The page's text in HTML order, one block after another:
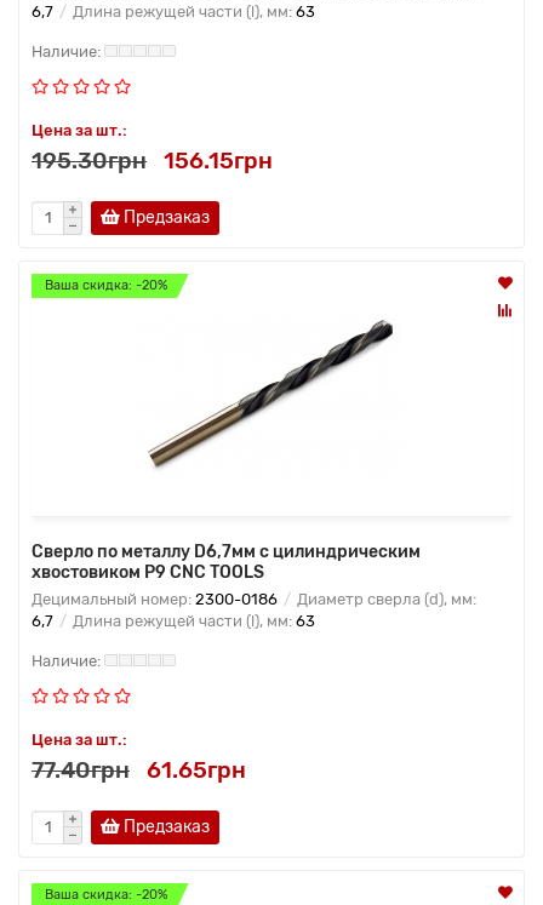
6,7
Длина режущей части (l), мм: 63
Цена за шт.:
195.30грн 156.15грн
Предзаказ
Ваша скидка: -20%
Сверло по металлу D6,7мм с цилиндрическим
хвостовиком Р9 CNC TOOLS
Децимальный номер: 2300-0186
Диаметр сверла (d), мм:
6,7
Длина режущей части (l), мм: 63
Цена за шт.:
77.40грн 61.65грн
Предзаказ
Ваша скидка: -20%